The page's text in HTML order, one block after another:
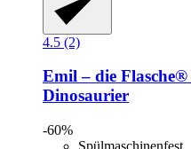
4.5 (2)
Emil – die Flasche®
Dinosaurier
-60%